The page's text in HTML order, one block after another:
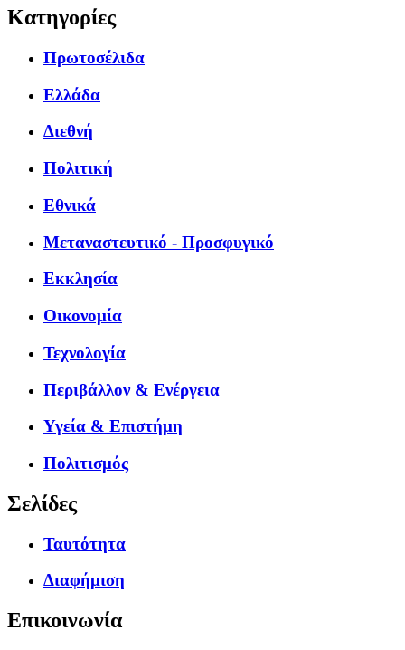
Κατηγορίες
Πρωτοσέλιδα
Ελλάδα
Διεθνή
Πολιτική
Εθνικά
Μεταναστευτικό - Προσφυγικό
Εκκλησία
Οικονομία
Τεχνολογία
Περιβάλλον & Ενέργεια
Υγεία & Επιστήμη
Πολιτισμός
Σελίδες
Ταυτότητα
Διαφήμιση
Επικοινωνία